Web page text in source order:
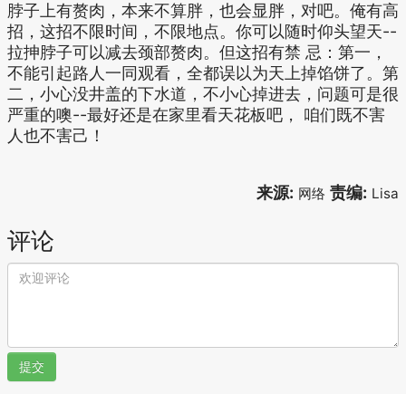
脖子上有赘肉，本来不算胖，也会显胖，对吧。俺有高
招，这招不限时间，不限地点。你可以随时仰头望天--
拉抻脖子可以减去颈部赘肉。但这招有禁 忌：第一，
不能引起路人一同观看，全都误以为天上掉馅饼了。第
二，小心没井盖的下水道，不小心掉进去，问题可是很
严重的噢--最好还是在家里看天花板吧， 咱们既不害
人也不害己！
来源: 网络 责编: Lisa
评论
提交